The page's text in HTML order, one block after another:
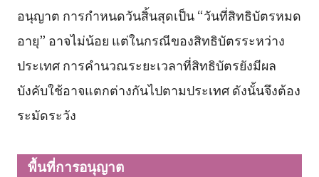
อนุญาต การกำหนดวันสิ้นสุดเป็น “วันที่สิทธิบัตรหมด
อายุ” อาจไม่น้อย แต่ในกรณีของสิทธิบัตรระหว่าง
ประเทศ การคำนวณระยะเวลาที่สิทธิบัตรยังมีผล
บังคับใช้อาจแตกต่างกันไปตามประเทศ ดังนั้นจึงต้อง
ระมัดระวัง
พื้นที่การอนุญาต